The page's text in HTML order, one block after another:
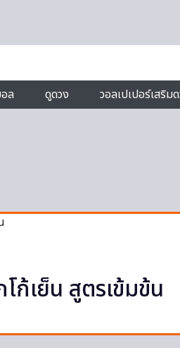
ล ดูดวง วอลเปเปอร์เสริม
ก้เย็น สูตรเข้มข้น